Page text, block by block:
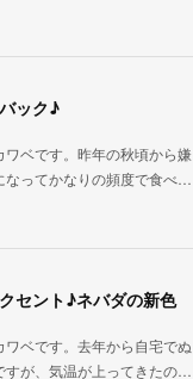
ック♪
ワベです。昨年の秋頃から嫌
なってかなりの頻度で食べ…
セント♪ネバダの新色
ワベです。去年から自宅でぬ
すが、気温が上ってきたの…